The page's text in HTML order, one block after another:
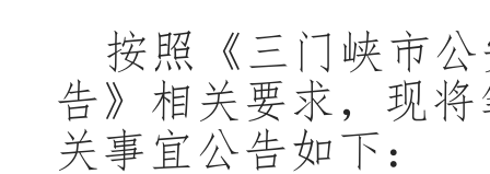
按照《三门峡市
告》相关要求，现
关事宜公告如下：